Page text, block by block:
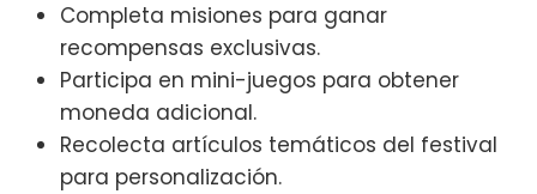
Completa misiones para ganar
recompensas exclusivas.
Participa en mini-juegos para obtener
moneda adicional.
Recolecta artículos temáticos del festival
para personalización.